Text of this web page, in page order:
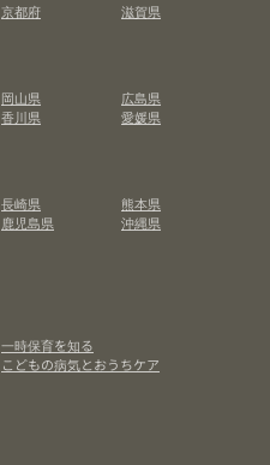
京都府
滋賀県
岡山県
広島県
香川県
愛媛県
長崎県
熊本県
鹿児島県 沖縄県
一時保育を知る
こどもの病気とおうちケア